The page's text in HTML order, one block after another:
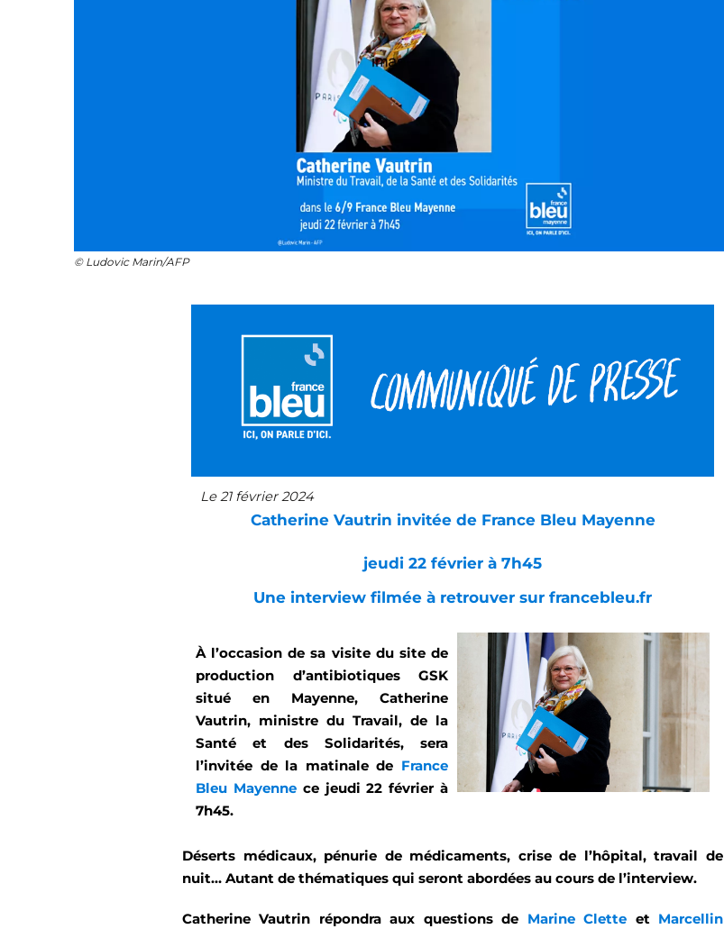
© Ludovic Marin/AFP
Le 21 février 2024
Catherine Vautrin invitée de France Bleu Mayenne
jeudi 22 février à 7h45
Une interview filmée à retrouver sur francebleu.fr
À l’occasion de sa visite du site de
production d’antibiotiques GSK
situé en Mayenne, Catherine
Vautrin, ministre du Travail, de la
Santé et des Solidarités, sera
l’invitée de la matinale de France
Bleu Mayennece jeudi 22 février à
7h45.
Déserts médicaux, pénurie de médicaments, crise de l’hôpital, travail de
nuit… Autant de thématiques qui seront abordées au cours de l’interview.
Catherine Vautrin répondra aux questions de Marine Clette et Marcellin